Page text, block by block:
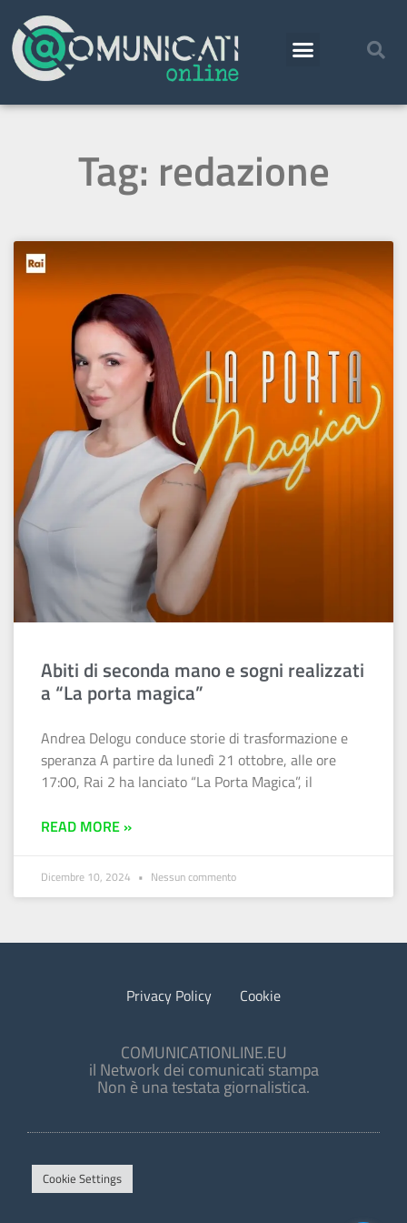
Tag: redazione
Abiti di seconda mano e sogni realizzati
a “La porta magica”
Andrea Delogu conduce storie di trasformazione e
speranza A partire da lunedì 21 ottobre, alle ore
17:00, Rai 2 ha lanciato “La Porta Magica”, il
READ MORE »
Dicembre 10, 2024 Nessun commento
Privacy Policy Cookie
COMUNICATIONLINE.EU
il Network dei comunicati stampa
Non è una testata giornalistica.
Cookie Settings